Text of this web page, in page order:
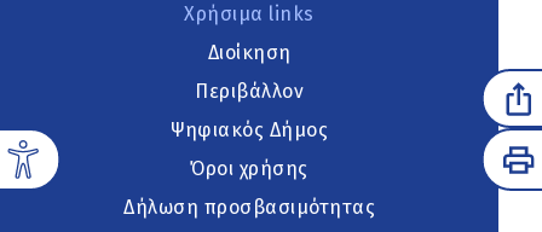
Χρήσιμα links
Διοίκηση
Περιβάλλον
Ψηφιακός Δήμος
Όροι χρήσης
Δήλωση προσβασιμότητας